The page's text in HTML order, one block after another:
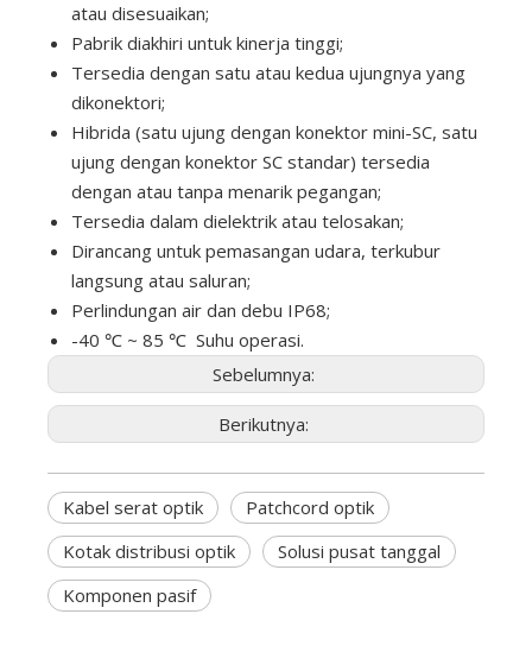
atau disesuaikan;
Pabrik diakhiri untuk kinerja tinggi;
Tersedia dengan satu atau kedua ujungnya yang
dikonektori;
Hibrida (satu ujung dengan konektor mini-SC, satu
ujung dengan konektor SC standar) tersedia
dengan atau tanpa menarik pegangan;
Tersedia dalam dielektrik atau telosakan;
Dirancang untuk pemasangan udara, terkubur
langsung atau saluran;
Perlindungan air dan debu IP68;
-40 ℃ ~ 85 ℃ Suhu operasi.
Sebelumnya:
Berikutnya:
Kabel serat optik
Patchcord optik
Kotak distribusi optik
Solusi pusat tanggal
Komponen pasif